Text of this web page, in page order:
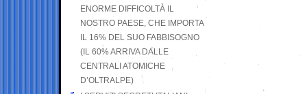
ENORME DIFFICOLTÀ IL
NOSTRO PAESE, CHE IMPORTA
IL 16% DEL SUO FABBISOGNO
(IL 60% ARRIVA DALLE
CENTRALI ATOMICHE
D’OLTRALPE)